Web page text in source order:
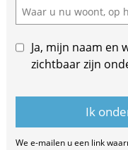
field
Ja, mijn naam en
zichtbaar zijn
We e-mailen u een link